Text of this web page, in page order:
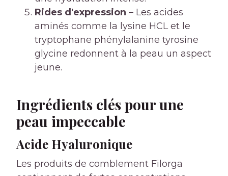
Rides d'expression – Les acides
aminés comme la lysine HCL et le
tryptophane phénylalanine tyrosine
glycine redonnent à la peau un aspect
jeune.
Ingrédients clés pour une
peau impeccable
Acide Hyaluronique
Les produits de comblement Filorga